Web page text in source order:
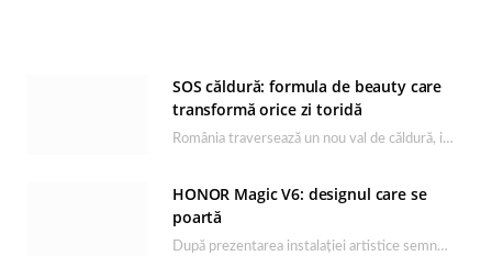
SOS căldură: formula de beauty care
transformă orice zi toridă
România traversează un nou val de căldură, iar rutina de îngrijire capătă un rol esențial…
HONOR Magic V6: designul care se
poartă
După prezentarea instalației artistice semnată de Catrinel Săbăciag în cadrul evenimentului de lansare HONOR Magic…